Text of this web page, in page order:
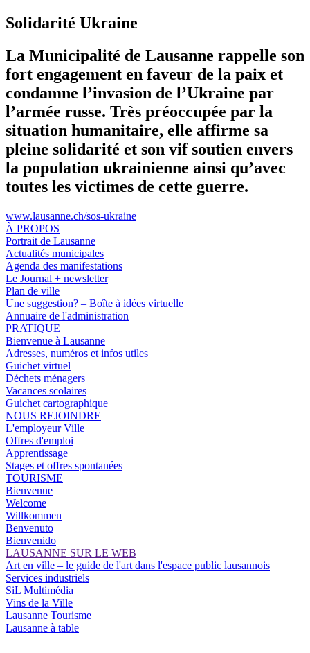
Solidarité Ukraine
La Municipalité de Lausanne rappelle son
fort engagement en faveur de la paix et
condamne l’invasion de l’Ukraine par
l’armée russe. Très préoccupée par la
situation humanitaire, elle affirme sa
pleine solidarité et son vif soutien envers
la population ukrainienne ainsi qu’avec
toutes les victimes de cette guerre.
www.lausanne.ch/sos-ukraine
À PROPOS
Portrait de Lausanne
Actualités municipales
Agenda des manifestations
Le Journal + newsletter
Plan de ville
Une suggestion? – Boîte à idées virtuelle
Annuaire de l'administration
PRATIQUE
Bienvenue à Lausanne
Adresses, numéros et infos utiles
Guichet virtuel
Déchets ménagers
Vacances scolaires
Guichet cartographique
NOUS REJOINDRE
L'employeur Ville
Offres d'emploi
Apprentissage
Stages et offres spontanées
TOURISME
Bienvenue
Welcome
Willkommen
Benvenuto
Bienvenido
LAUSANNE SUR LE WEB
Art en ville – le guide de l'art dans l'espace public lausannois
Services industriels
SiL Multimédia
Vins de la Ville
Lausanne Tourisme
Lausanne à table